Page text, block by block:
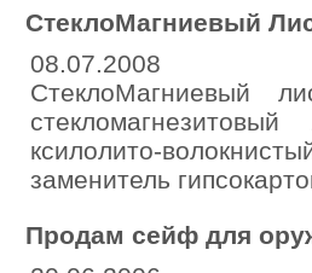
СтеклоМагниевый
08.07.2008
СтеклоМагниевый
ксилолито-
заменитель
Продам сейф для